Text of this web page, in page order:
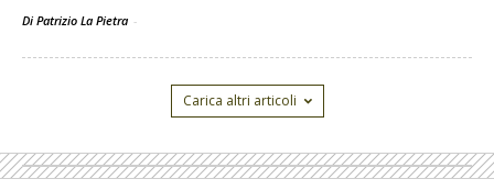
Di Patrizio La Pietra -
Carica altri articoli